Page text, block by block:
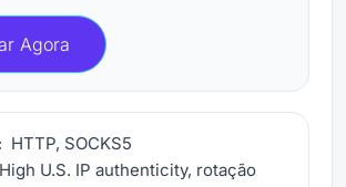
Agora
HTTP, SOCKS5
High U.S. IP authenticity, rotação